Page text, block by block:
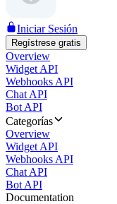
Iniciar Sesión
Regístrese gratis
Overview
Widget API
Webhooks API
Chat API
Bot API
Categorías
Overview
Widget API
Webhooks API
Chat API
Bot API
Documentation